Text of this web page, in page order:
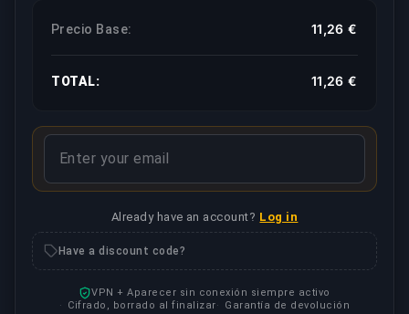
Precio Base: 11,26 €
TOTAL: 11,26 €
Already have an account? Log in
Have a discount code?
VPN + Aparecer sin conexión siempre activo
Cifrado, borrado al finalizar
Garantía de devolución